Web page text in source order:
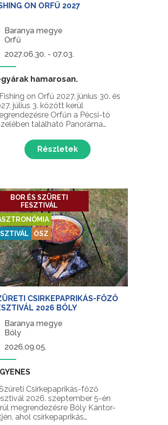
ON ORFŰ 2027
Baranya megye
Orfű
2027.06.30. - 07.03.
hamarosan.
on Orfű 2027. június 30. és
július 3. között kerül
Orfűn a Pécsi-tó
található Panoráma
élet legnépszerűbb
várják a fesztiválozókat! A
Dunántúl egyik legnagyobb
Részletek
BOR ÉS SZÜRETI
FESZTIVÁL
ŐSZ
CSIRKEPAPRIKÁS-FŐZŐ
2026 BÓLY
Baranya megye
Bóly
2026.09.05.
Csirkepaprikás-főző
2026. szeptember 5-én
megrendezésre Bóly Kántor-
ahol csirkepaprikás